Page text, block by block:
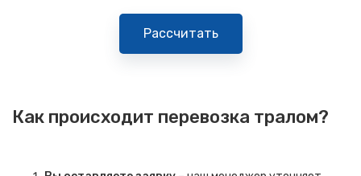
Рассчитать
Как происходит перевозка тралом?